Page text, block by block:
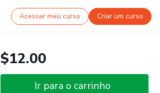
Acessar meu curso Criar um curso
$12.00
Ir para o carrinho